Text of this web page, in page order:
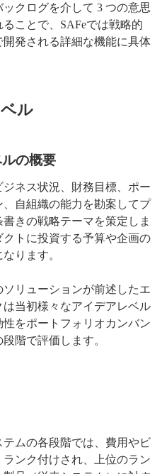
クログを介して 3 つの意思
ことで、SAFeでは戦略的
発される詳細な機能に具体
ル
の概要
ネス状況、財務目標、ポー
、自組織の能力を勘案してプ
きの戦略テーマを策定しま
トに投資する予算や企画の
ります。
リューションが前述したエ
当初様々なアイデアレベル
をポートフォリオカンバン
階で評価します。
ムの各段階では、費用やビ
ンク付けされ、上位のラン